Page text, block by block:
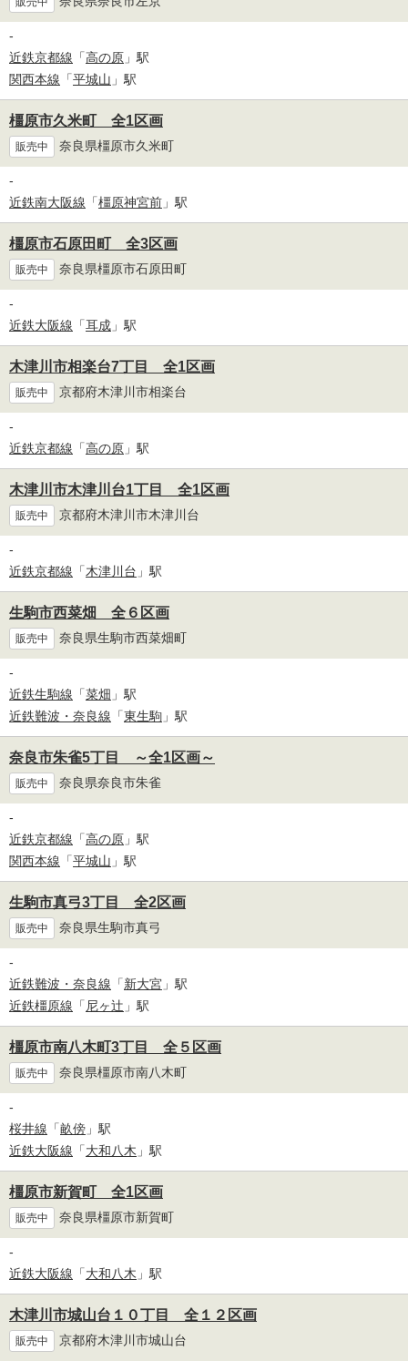
-
近鉄京都線 「高の原 」駅
関西本線 「平城山 」駅
橿原市久米町 全1区画
販売中 奈良県橿原市久米町
-
近鉄南大阪線 「橿原神宮前 」駅
橿原市石原田町 全3区画
販売中 奈良県橿原市石原田町
-
近鉄大阪線 「耳成 」駅
木津川市相楽台7丁目 全1区画
販売中 京都府木津川市相楽台
-
近鉄京都線 「高の原 」駅
木津川市木津川台1丁目 全1区画
販売中 京都府木津川市木津川台
-
近鉄京都線 「木津川台 」駅
生駒市西菜畑 全６区画
販売中 奈良県生駒市西菜畑町
-
近鉄生駒線 「菜畑 」駅
近鉄難波・奈良線 「東生駒 」駅
奈良市朱雀5丁目 ～全1区画～
販売中 奈良県奈良市朱雀
-
近鉄京都線 「高の原 」駅
関西本線 「平城山 」駅
生駒市真弓3丁目 全2区画
販売中 奈良県生駒市真弓
-
近鉄難波・奈良線 「新大宮 」駅
近鉄橿原線 「 尼ヶ辻 」駅
橿原市南八木町3丁目 全５区画
販売中 奈良県橿原市南八木町
-
桜井線 「畝傍 」駅
近鉄大阪線 「大和八木 」駅
橿原市新賀町 全1区画
販売中 奈良県橿原市新賀町
-
近鉄大阪線 「大和八木 」駅
木津川市城山台１０丁目 全１２区画
販売中 京都府木津川市城山台